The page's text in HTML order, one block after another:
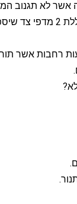
אשר לא תגנוב
מסגרת מחוזקת ויציבה
רחבות אשר